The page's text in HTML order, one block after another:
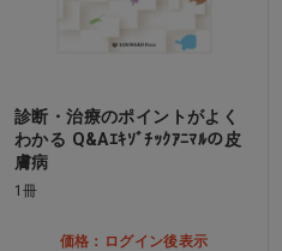
診断・治療のポイントがよく
わかる Q&Aｴｷｿﾞﾁｯｸｱﾆﾏﾙの皮
膚病
1冊
価格：ログイン後表示